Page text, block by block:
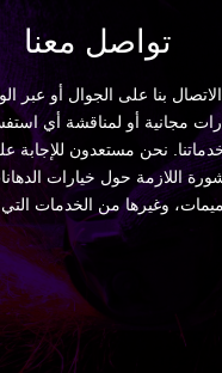
تواصل معنا
بنا على الجوال أو عبر
مجانية أو لمناقشة أي
نحن مستعدون للإجابة
اللازمة حول خيارات
وغيرها من الخدمات